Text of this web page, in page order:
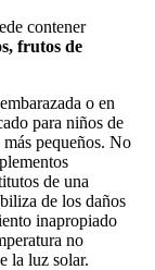
contener
frutos de
o en
para niños de
pequeños. No
de una
de los daños
inapropiado
no
la luz solar.